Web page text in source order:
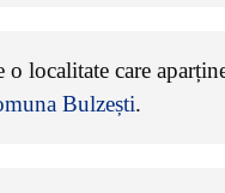
o localitate care
Bulzești.